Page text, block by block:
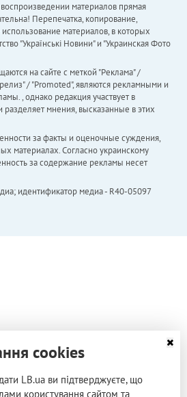
материалов прямая
Перепечатка, копирование,
материалов, в которых
"Українськi Новини" и "Украинская Фото
на сайте с меткой "Реклама" /
/ "Promoted", являются рекламными и
, однако редакция участвует в
разделяет мнения, высказанные в этих
за факты и оценочные суждения,
материалах. Согласно украинскому
за содержание рекламы несет
идентификатор медиа - R40-05097
cookies
LB.ua ви підтверджуєте, що
користування сайтом та